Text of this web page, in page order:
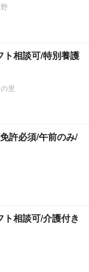
ト相談可/特別養護
里
許必須/午前のみ/
ト相談可/介護付き